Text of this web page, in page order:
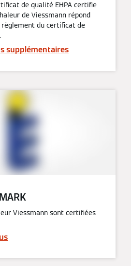
de qualité EHPA certifie
de Viessmann répond
règlement du certificat de
supplémentaires
Viessmann sont certifiées